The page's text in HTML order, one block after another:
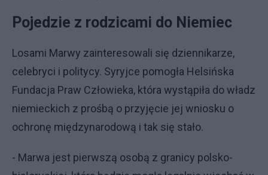
Pojedzie z rodzicami do Niemiec
Losami Marwy zainteresowali się dziennikarze,
celebryci i politycy. Syryjce pomogła Helsińska
Fundacja Praw Człowieka, która wystąpiła do władz
niemieckich z prośbą o przyjęcie jej wniosku o
ochronę międzynarodową i tak się stało.
- Marwa jest pierwszą osobą z granicy polsko-